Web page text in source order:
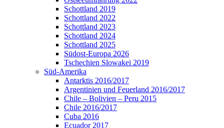
Schottland 2019
Schottland 2022
Schottland 2023
Schottland 2024
Schottland 2025
Südost-Europa 2026
Tschechien Slowakei 2019
Süd-Amerika
Antarktis 2016/2017
Argentinien und Feuerland 2016/2017
Chile – Bolivien – Peru 2015
Chile 2016/2017
Cuba 2016
Ecuador 2017